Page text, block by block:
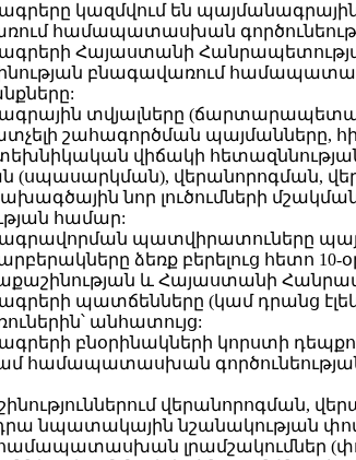
կազմվում են
համապատասխան
Հայաստանի
բնագավառում
տվյալները
շահագործման պայմանները,
վիճակի հետազննության
(սպասարկման), վերանորոգման,
նոր լուծումների
համար:
պատվիրատուները
ձեռք բերելուց հետո
և Հայաստանի
պատճենները (կամ դրանց
անհատույց:
բնօրինակների կորստի
համապատասխան
վերանորոգման,
նպատակային նշանակության
լրամշակումներ